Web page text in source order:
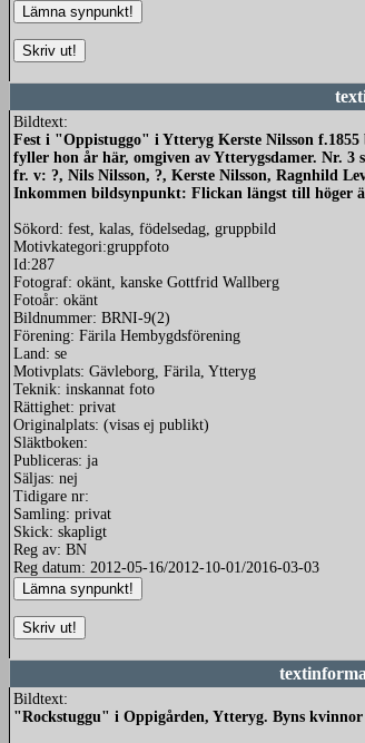
Bildtext:
Fest i "Oppistuggo" i Ytteryg Kerste Nilsson
fyller hon år här, omgiven av Ytterygsdamer. Nr.
fr. v: ?, Nils Nilsson, ?, Kerste Nilsson, Ragnhild
Inkommen bildsynpunkt: Flickan längst till höger
Sökord: fest, kalas, födelsedag, gruppbild
Motivkategori:gruppfoto
Id:287
Fotograf: okänt, kanske Gottfrid Wallberg
Fotoår: okänt
Bildnummer: BRNI-9(2)
Förening: Färila Hembygdsförening
Land: se
Motivplats: Gävleborg, Färila, Ytteryg
Teknik: inskannat foto
Rättighet: privat
Originalplats: (visas ej publikt)
Släktboken:
Publiceras: ja
Säljas: nej
Tidigare nr:
Samling: privat
Skick: skapligt
Reg av: BN
Reg datum: 2012-05-16/2012-10-01/2016-03-03
Bildtext:
"Rockstuggu" i Oppigården, Ytteryg. Byns